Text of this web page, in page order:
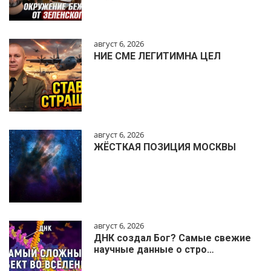
август 6, 2026
НИЕ СМЕ ЛЕГИТИМНА ЦЕЛ
август 6, 2026
ЖЁСТКАЯ ПОЗИЦИЯ МОСКВЫ
август 6, 2026
ДНК создал Бог? Самые свежие
научные данные о стро…